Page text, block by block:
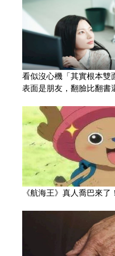
看似沒心機「其實根本雙
表面是朋友，翻臉比翻書
《航海王》真人喬巴來